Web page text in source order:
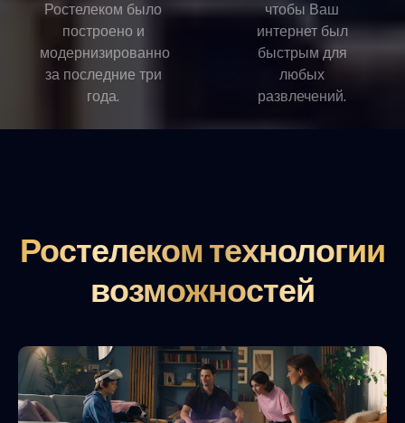
Ростелеком было
построено и
модернизированно
за последние три
года.
чтобы Ваш
интернет был
быстрым для
любых
развлечений.
Ростелеком технологии
возможностей